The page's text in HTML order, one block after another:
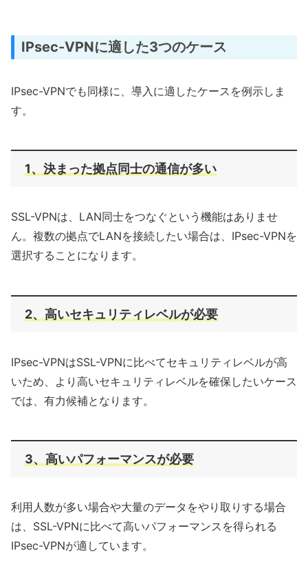
IPsec-VPNに適した3つのケース
IPsec-VPNでも同様に、導入に適したケースを例示しま
す。
1、決まった拠点同士の通信が多い
SSL-VPNは、LAN同士をつなぐという機能はありませ
ん。複数の拠点でLANを接続したい場合は、IPsec-VPNを
選択することになります。
2、高いセキュリティレベルが必要
IPsec-VPNはSSL-VPNに比べてセキュリティレベルが高
いため、より高いセキュリティレベルを確保したいケース
では、有力候補となります。
3、高いパフォーマンスが必要
利用人数が多い場合や大量のデータをやり取りする場合
は、SSL-VPNに比べて高いパフォーマンスを得られる
IPsec-VPNが適しています。